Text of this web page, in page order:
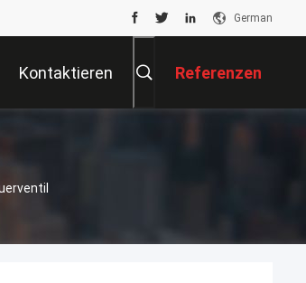
German
Kontaktieren Referenzen